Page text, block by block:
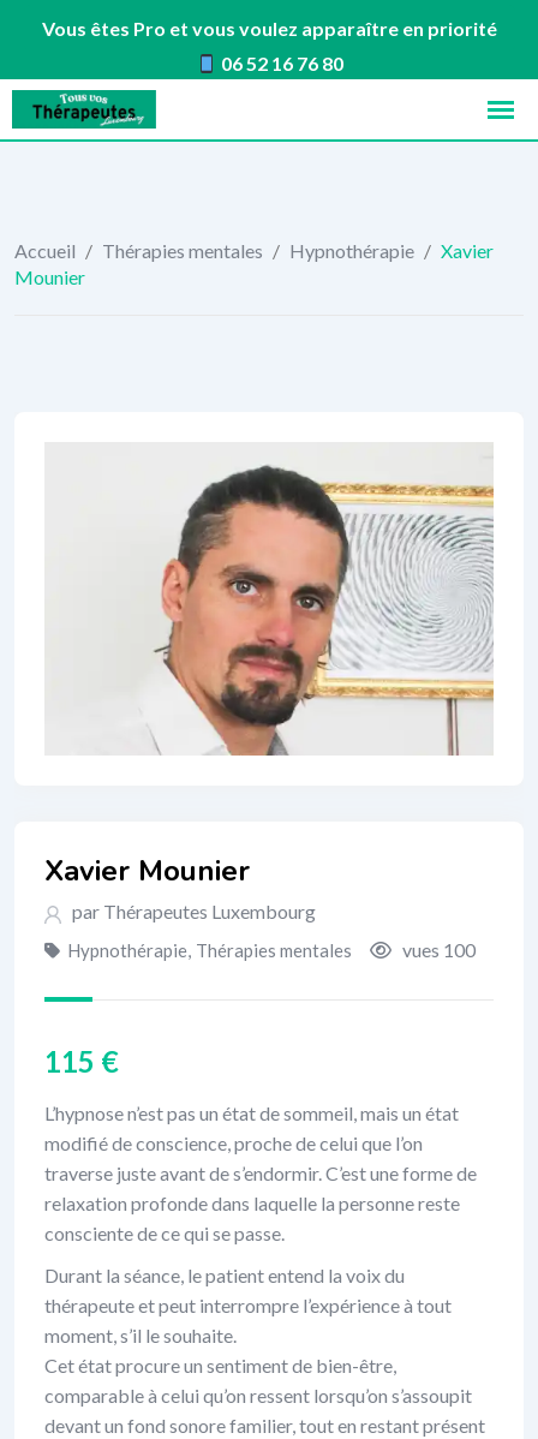
Vous êtes Pro et vous voulez apparaître en priorité
06 52 16 76 80
Skip
content
Accueil / Thérapies mentales / Hypnothérapie / Xavier
Mounier
Xavier Mounier
par Thérapeutes Luxembourg
Hypnothérapie, Thérapies mentales vues 100
115 €
L’hypnose n’est pas un état de sommeil, mais un état
modifié de conscience, proche de celui que l’on
traverse juste avant de s’endormir. C’est une forme de
relaxation profonde dans laquelle la personne reste
consciente de ce qui se passe.
Durant la séance, le patient entend la voix du
thérapeute et peut interrompre l’expérience à tout
moment, s’il le souhaite.
Cet état procure un sentiment de bien-être,
comparable à celui qu’on ressent lorsqu’on s’assoupit
devant un fond sonore familier, tout en restant présent